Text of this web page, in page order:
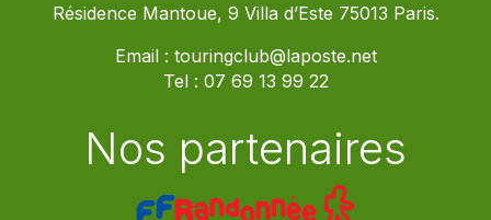
Résidence Mantoue, 9 Villa d’Este 75013 Paris.
Email : touringclub@laposte.net
Tel : 07 69 13 99 22
Nos partenaires